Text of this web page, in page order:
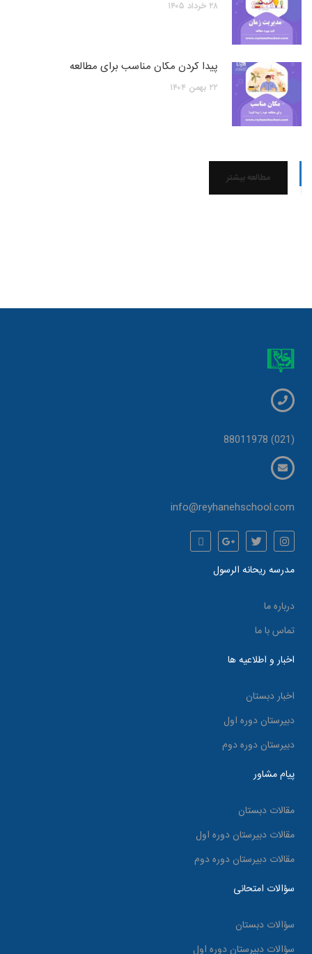
۲۸ خرداد ۱۴۰۵
پیدا کردن مکان مناسب برای مطالعه
۲۲ بهمن ۱۴۰۴
مطالعه بیشتر
(021) 88011978
info@reyhanehschool.com
مدرسه ریحانه الرسول
درباره ما
تماس با ما
اخبار و اطلاعیه ها
اخبار دبستان
دبیرستان دوره اول
دبیرستان دوره دوم
پیام مشاور
مقالات دبستان
مقالات دبیرستان دوره اول
مقالات دبیرستان دوره دوم
سؤالات امتحانی
سؤالات دبستان
سؤالات دبیرستان دوره اول